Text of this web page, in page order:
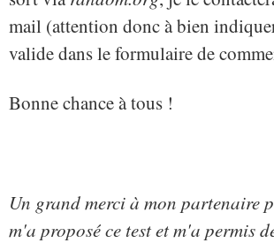
mail (attention donc à bien
valide dans le formulaire de
Bonne chance à tous !
Un grand merci à mon partenaire
m'a proposé ce test et m'a permis